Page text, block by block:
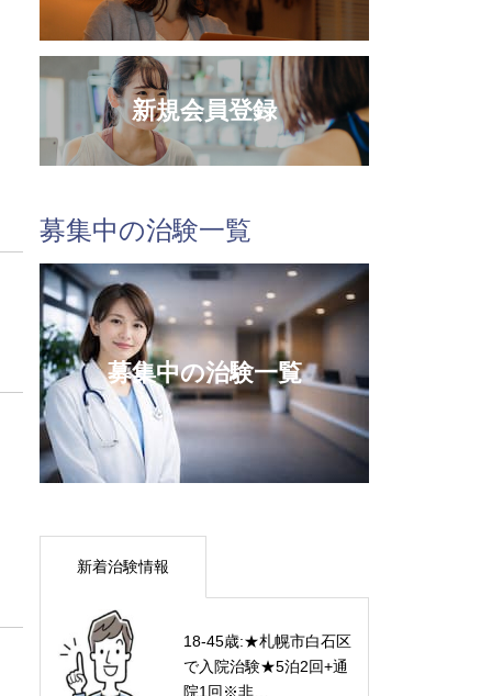
新規会員登録
募集中の治験一覧
募集中の治験一覧
新着治験情報
18-45歳:★札幌市白石区
で入院治験★5泊2回+通
院1回※非…